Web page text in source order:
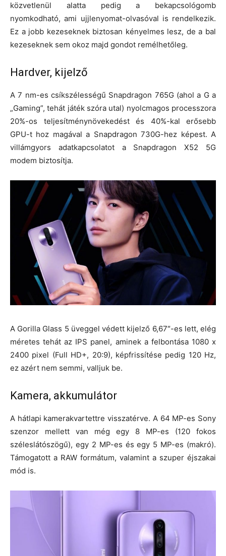
közvetlenül alatta pedig a bekapcsológomb
nyomkodható, ami ujjlenyomat-olvasóval is rendelkezik.
Ez a jobb kezeseknek biztosan kényelmes lesz, de a bal
kezeseknek sem okoz majd gondot remélhetőleg.
Hardver, kijelző
A 7 nm-es csíkszélességű Snapdragon 765G (ahol a G a
„Gaming”, tehát játék szóra utal) nyolcmagos processzora
20%-os teljesítménynövekedést és 40%-kal erősebb
GPU-t hoz magával a Snapdragon 730G-hez képest. A
villámgyors adatkapcsolatot a Snapdragon X52 5G
modem biztosítja.
A Gorilla Glass 5 üveggel védett kijelző 6,67″-es lett, elég
méretes tehát az IPS panel, aminek a felbontása 1080 x
2400 pixel (Full HD+, 20:9), képfrissítése pedig 120 Hz,
ez azért nem semmi, valljuk be.
Kamera, akkumulátor
A hátlapi kamerakvartettre visszatérve. A 64 MP-es Sony
szenzor mellett van még egy 8 MP-es (120 fokos
széleslátószögű), egy 2 MP-es és egy 5 MP-es (makró).
Támogatott a RAW formátum, valamint a szuper éjszakai
mód is.